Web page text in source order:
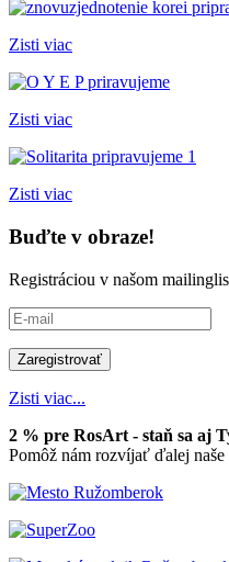
Zisti viac
Zisti viac
Zisti viac
Buďte v obraze!
Registráciou v našom
Zisti viac...
2 % pre RosArt - staň sa aj
Pomôž nám rozvíjať ďalej